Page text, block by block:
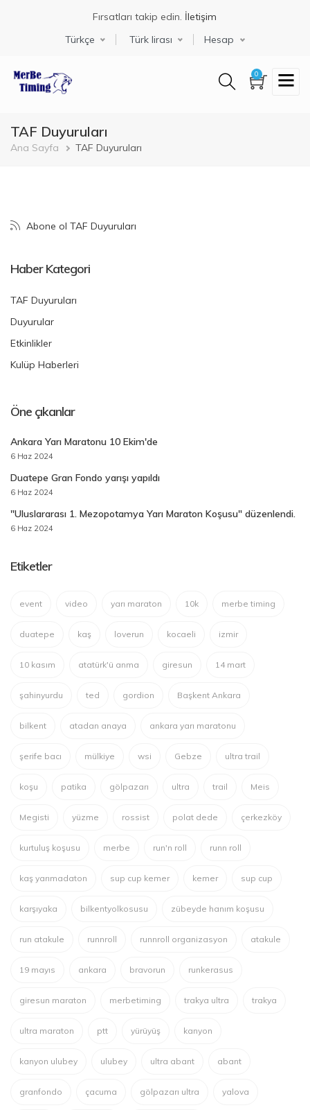
Fırsatları takip edin. İletişim
Select your language
Türkçe Türk lirası Hesap
0
TAF Duyuruları
Sayfa
Ana Sayfa TAF Duyuruları
Abone ol TAF Duyuruları
Haber Kategori
TAF Duyuruları
Duyurular
Etkinlikler
Kulüp Haberleri
Öne çıkanlar
Ankara Yarı Maratonu 10 Ekim'de
6 Haz 2024
Duatepe Gran Fondo yarışı yapıldı
6 Haz 2024
"Uluslararası 1. Mezopotamya Yarı Maraton Koşusu" düzenlendi.
6 Haz 2024
Etiketler
event video yarı maraton 10k merbe timing
duatepe kaş loverun kocaeli izmir
10 kasım atatürk'ü anma giresun 14 mart
şahinyurdu ted gordion Başkent Ankara
bilkent atadan anaya ankara yarı maratonu
şerife bacı mülkiye wsi Gebze ultra trail
koşu patika gölpazarı ultra trail Meis
Megisti yüzme rossist polat dede çerkezköy
kurtuluş koşusu merbe run'n roll runn roll
kaş yarımadaton sup cup kemer kemer sup cup
karşıyaka bilkentyolkosusu zübeyde hanım koşusu
run atakule runnroll runnroll organizasyon atakule
19 mayıs ankara bravorun runkerasus
giresun maraton merbetiming trakya ultra trakya
ultra maraton ptt yürüyüş kanyon
kanyon ulubey ulubey ultra abant abant
granfondo çacuma gölpazarı ultra yalova